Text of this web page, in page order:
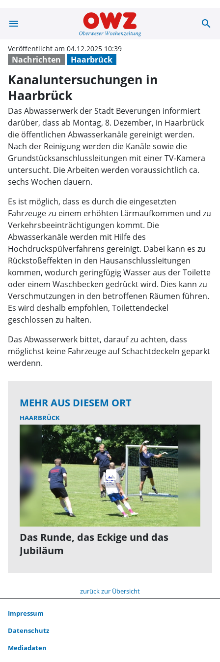
menu search
Nachrichten Haarbrück
Veröffentlicht am 04.12.2025 10:39
Kanaluntersuchungen in
Haarbrück
Das Abwasserwerk der Stadt Beverungen informiert
darüber, dass ab Montag, 8. Dezember, in Haarbrück
die öffentlichen Abwasserkanäle gereinigt werden.
Nach der Reinigung werden die Kanäle sowie die
Grundstücksanschlussleitungen mit einer TV-Kamera
untersucht. Die Arbeiten werden voraussichtlich ca.
sechs Wochen dauern.
Es ist möglich, dass es durch die eingesetzten
Fahrzeuge zu einem erhöhten Lärmaufkommen und zu
Verkehrsbeeinträchtigungen kommt. Die
Abwasserkanäle werden mit Hilfe des
Hochdruckspülverfahrens gereinigt. Dabei kann es zu
Rückstoßeffekten in den Hausanschlussleitungen
kommen, wodurch geringfügig Wasser aus der Toilette
oder einem Waschbecken gedrückt wird. Dies kann zu
Verschmutzungen in den betroffenen Räumen führen.
Es wird deshalb empfohlen, Toilettendeckel
geschlossen zu halten.
Das Abwasserwerk bittet, darauf zu achten, dass
möglichst keine Fahrzeuge auf Schachtdeckeln geparkt
werdenn.
MEHR AUS DIESEM ORT
HAARBRÜCK
Das Runde, das Eckige und das
Jubiläum
zurück zur Übersicht
Impressum
Datenschutz
Mediadaten